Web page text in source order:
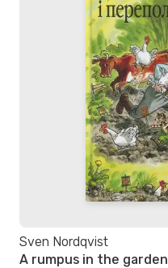
Sven Nordqvist
A rumpus in the garden